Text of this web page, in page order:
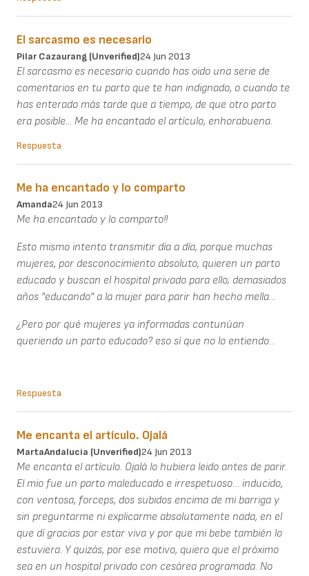
El sarcasmo es necesario
Pilar Cazaurang (unverified)24 Jun 2013
El sarcasmo es necesario cuando has oido una serie de
comentarios en tu parto que te han indignado, o cuando te
has enterado más tarde que a tiempo, de que otro parto
era posible... Me ha encantado el artículo, enhorabuena.
Respuesta
Me ha encantado y lo comparto
Amanda24 Jun 2013
Me ha encantado y lo comparto!!
Esto mismo intento transmitir día a día, porque muchas
mujeres, por desconocimiento absoluto, quieren un parto
educado y buscan el hospital privado para ello; demasiados
años "educando" a la mujer para parir han hecho mella...
¿Pero por qué mujeres ya informadas contunúan
queriendo un parto educado? eso sí que no lo entiendo...
Respuesta
Me encanta el artículo. Ojalá
MartaAndalucia (unverified)24 Jun 2013
Me encanta el artículo. Ojalá lo hubiera leido antes de parir.
El mio fue un parto maleducado e irrespetuoso… inducido,
con ventosa, forceps, dos subidos encima de mi barriga y
sin preguntarme ni explicarme absolutamente nada, en el
que dí gracias por estar viva y por que mi bebe también lo
estuviera. Y quizás, por ese motivo, quiero que el próximo
sea en un hospital privado con cesárea programada. No